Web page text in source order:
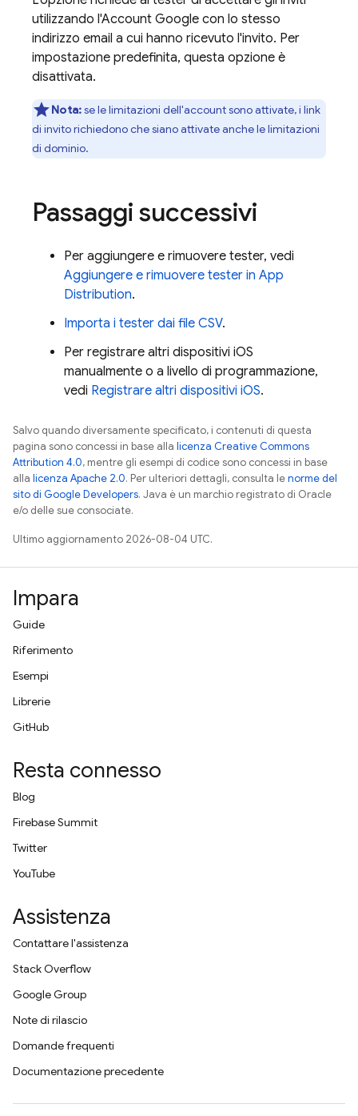
utilizzando l'Account Google con lo stesso
indirizzo email a cui hanno ricevuto l'invito. Per
impostazione predefinita, questa opzione è
disattivata.
Nota:se le limitazioni dell'account sono attivate, i link
di invito richiedono che siano attivate anche le limitazioni
di dominio.
Passaggi successivi
Per aggiungere e rimuovere tester, vedi
Aggiungere e rimuovere tester in App
Distribution.
Importa i tester dai file CSV.
Per registrare altri dispositivi iOS
manualmente o a livello di programmazione,
vedi Registrare altri dispositivi iOS.
Salvo quando diversamente specificato, i contenuti di questa
pagina sono concessi in base alla licenza Creative Commons
Attribution 4.0, mentre gli esempi di codice sono concessi in base
alla licenza Apache 2.0. Per ulteriori dettagli, consulta lenorme del
sito di Google Developers. Java è un marchio registrato di Oracle
e/o delle sue consociate.
Ultimo aggiornamento 2026-08-04 UTC.
Impara
Guide
Riferimento
Esempi
Librerie
GitHub
Resta connesso
Blog
Firebase Summit
Twitter
YouTube
Assistenza
Contattare l'assistenza
Stack Overflow
Google Group
Note di rilascio
Domande frequenti
Documentazione precedente